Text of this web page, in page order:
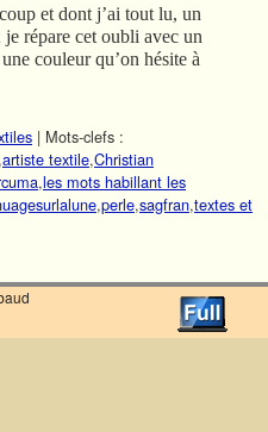
et dont j’ai tout lu, un
répare cet oubli avec un
couleur qu’on hésite à
| Mots-clefs :
,artiste textile,Christian
,les mots habillant les
,perle,sagfran,textes et